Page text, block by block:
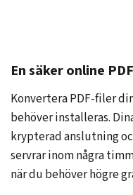
En säker online
Konvertera PDF-filer
behöver installeras.
krypterad anslutning
servrar inom några
när du behöver högre